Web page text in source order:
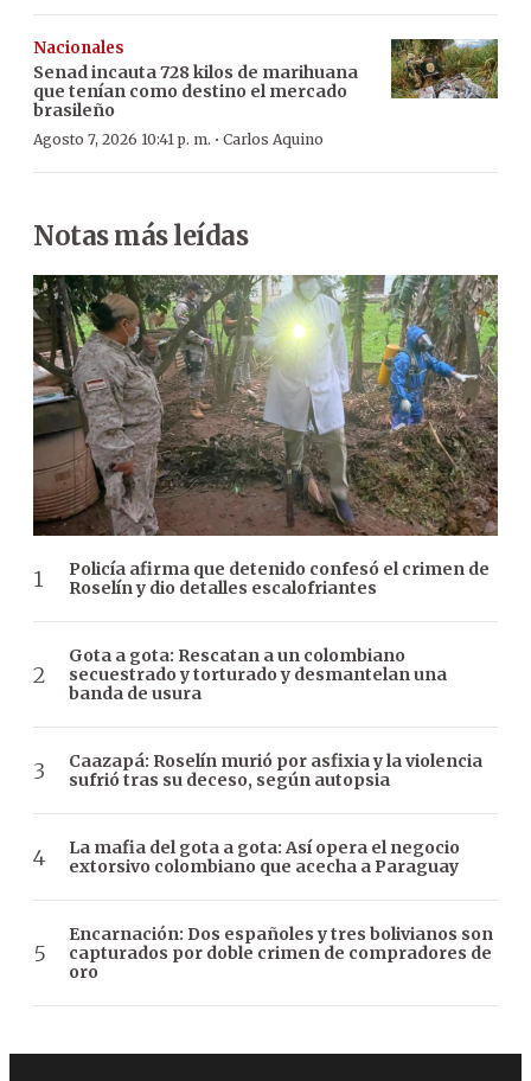
Nacionales
Senad incauta 728 kilos de marihuana
que tenían como destino el mercado
brasileño
Agosto 7, 2026 10:41 p. m. · Carlos Aquino
Notas más leídas
Policía afirma que detenido confesó el crimen de
Roselín y dio detalles escalofriantes
Gota a gota: Rescatan a un colombiano
secuestrado y torturado y desmantelan una
banda de usura
Caazapá: Roselín murió por asfixia y la violencia
sufrió tras su deceso, según autopsia
La mafia del gota a gota: Así opera el negocio
extorsivo colombiano que acecha a Paraguay
Encarnación: Dos españoles y tres bolivianos son
capturados por doble crimen de compradores de
oro